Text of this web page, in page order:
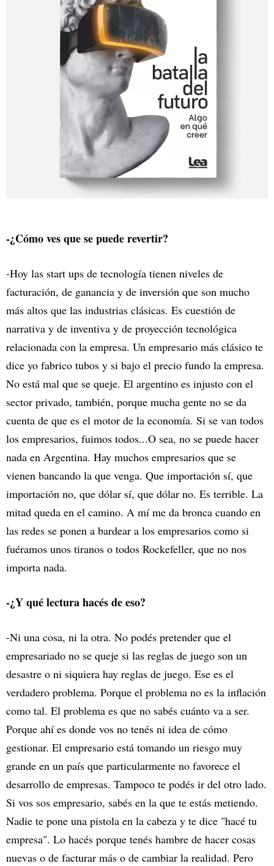
-¿Cómo ves que se puede revertir?
-Hoy las start ups de tecnología tienen niveles de
facturación, de ganancia y de inversión que son mucho
más altos que las industrias clásicas. Es cuestión de
narrativa y de inventiva y de proyección tecnológica
relacionada con la empresa. Un empresario más clásico te
dice yo fabrico tubos y si bajo el precio fundo la empresa.
No está mal que se queje. El argentino es injusto con el
sector privado, también, porque mucha gente no se da
cuenta de que es el motor de la economía. Si se van todos
los empresarios, fuimos todos...O sea, no se puede hacer
nada en Argentina. Hay muchos empresarios que se
vienen bancando la que venga. Que importación sí, que
importación no, que dólar sí, que dólar no. Es terrible. La
mitad queda en el camino. A mí me da bronca cuando en
las redes se ponen a bardear a los empresarios como si
fuéramos unos tiranos o todos Rockefeller, que no nos
importa nada.
-¿Y qué lectura hacés de eso?
-Ni una cosa, ni la otra. No podés pretender que el
empresariado no se queje si las reglas de juego son un
desastre o ni siquiera hay reglas de juego. Ese es el
verdadero problema. Porque el problema no es la inflación
como tal. El problema es que no sabés cuánto va a ser.
Porque ahí es donde vos no tenés ni idea de cómo
gestionar. El empresario está tomando un riesgo muy
grande en un país que particularmente no favorece el
desarrollo de empresas. Tampoco te podés ir del otro lado.
Si vos sos empresario, sabés en la que te estás metiendo.
Nadie te pone una pistola en la cabeza y te dice "hacé tu
empresa". Lo hacés porque tenés hambre de hacer cosas
nuevas o de facturar más o de cambiar la realidad. Pero